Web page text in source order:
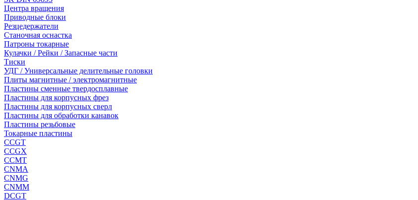
Центра вращения
Приводные блоки
Резцедержатели
Станочная оснастка
Патроны токарные
Кулачки / Рейки / Запасные части
Тиски
УДГ / Универсальные делительные головки
Плиты магнитные / электромагнитные
Пластины сменные твердосплавные
Пластины для корпусных фрез
Пластины для корпусных сверл
Пластины для обработки канавок
Пластины резьбовые
Токарные пластины
CCGT
CCGX
CCMT
CNMA
CNMG
CNMM
DCGT